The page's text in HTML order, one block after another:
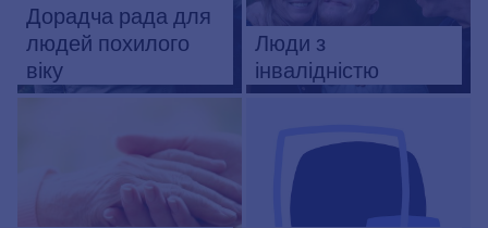
Дорадча рада для
людей похилого
віку
Люди з
інвалідністю